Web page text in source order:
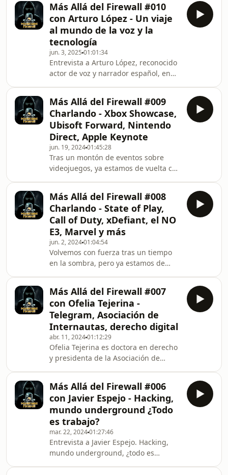
abarca desde los años 80 como
radioaficionado hasta convertirse en
consultor de seguridad especializado
en OPSEC, comunicaciones
encubiertas y SIGINT, ha participado
en numerosos eventos de
ciberseguridad tanto a nivel nacional
como internacional. Es autor de libros
como H
Más Allá del Firewall #010
con Arturo López - Un viaje
al mundo de la voz y la
tecnología
jun. 3, 2025 01:01:34
Entrevista a Arturo López, reconocido
actor de voz y narrador español, en
incluye personajes como Vega en
Doom Eternal y Medivh en
HearthStone: Heroes of Warcraft,
Arturo comparte su experiencia en la
narración de audiolibros y el arte del
doblaje. ​En este episodio, exploramos
cómo la inteligencia artificial está
transformando
Más Allá del Firewall #009
Charlando - Xbox Showcase,
Ubisoft Forward, Nintendo
Direct, Apple Keynote
jun. 19, 202401:45:28
Tras un montón de eventos sobre
videojuegos, ya estamos de vuelta con
anunciado en los eventos más
importantes de este mes de junio de
2024. Hablaremos sobre el Summer
Game Fest, el Xbox Showcase y el
ultimo Nintendo Direct. También
haremos un repaso por las ultimas
noticias sobre tecnología, cine y más
¿Te lo vas a perder? Redes
Más Allá del Firewall #008
Charlando - State of Play,
Call of Duty, xDefiant, el NO
E3, Marvel y más
jun. 2, 202401:04:54
Volvemos con fuerza tras un tiempo
en la sombra, pero ya estamos de
hablaremos sobre las novedades del
ultimo State of Play. Comentaremos lo
nuevo del próximo Call of Duty así
como su competencia xDefiant. Y
también haremos un repaso por las
ultimas noticias sobre videojuegos,
tecnología, cine y más ¿Te lo vas a
perder? Redes sociales: L
Más Allá del Firewall #007
con Ofelia Tejerina -
Telegram, Asociación de
Internautas, derecho digital
abr. 11, 202401:12:29
Ofelia Tejerina es doctora en derecho
y presidenta de la Asociación de
digital, privacidad, inteligencia
artificial, menores y nuevas
regulaciones, Telegram y el
copyright... en definitiva, un resumen
sobre la situación actual en el
panorama español, así como en la
asociación de internautas. ¿Te lo vas a
perder? Redes sociales:
Más Allá del Firewall #006
con Javier Espejo - Hacking,
mundo underground ¿Todo
es trabajo?
mar. 22, 202401:27:46
Entrevista a Javier Espejo. Hacking,
mundo underground, ¿todo es